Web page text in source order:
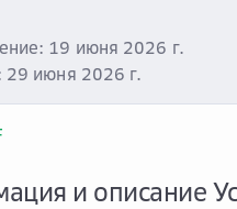
19 июня 2026 г.
29 июня 2026 г.
и описание